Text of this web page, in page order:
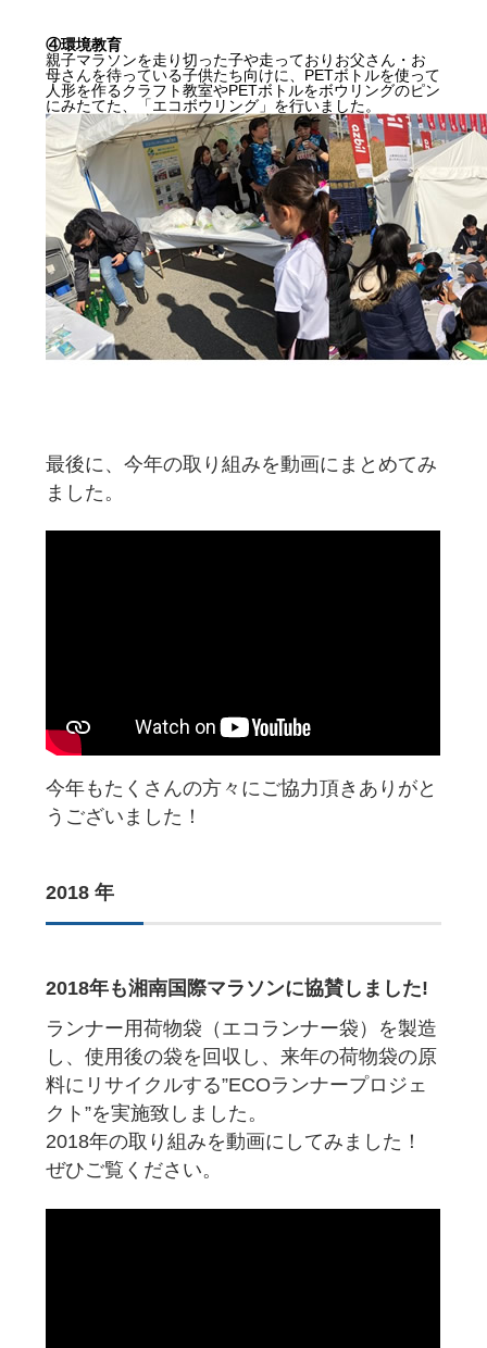
④環境教育
親子マラソンを走り切った子や走っておりお父さん・お
母さんを待っている子供たち向けに、PETボトルを使って
人形を作るクラフト教室やPETボトルをボウリングのピン
にみたてた、「エコボウリング」を行いました。
最後に、今年の取り組みを動画にまとめてみ
ました。
今年もたくさんの方々にご協力頂きありがと
うございました！
2018 年
2018年も湘南国際マラソンに協賛しました!
ランナー用荷物袋（エコランナー袋）を製造
し、使用後の袋を回収し、来年の荷物袋の原
料にリサイクルする”ECOランナープロジェ
クト”を実施致しました。
2018年の取り組みを動画にしてみました！
ぜひご覧ください。